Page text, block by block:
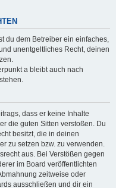
du dem Betreiber ein einfaches,
unentgeltliches Recht, deinen
a bleibt auch nach
dass er keine Inhalte
die guten Sitten verstoßen. Du
besitzt, die in deinen
zu setzen bzw. zu verwenden.
aus. Bei Verstößen gegen
im Board veröffentlichten
zeitweise oder
ausschließen und dir ein